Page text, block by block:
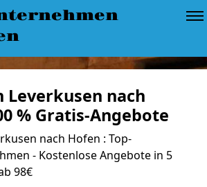
Leverkusen nach
% Gratis-Angebote
nach Hofen : Top-
- Kostenlose Angebote in 5
98€